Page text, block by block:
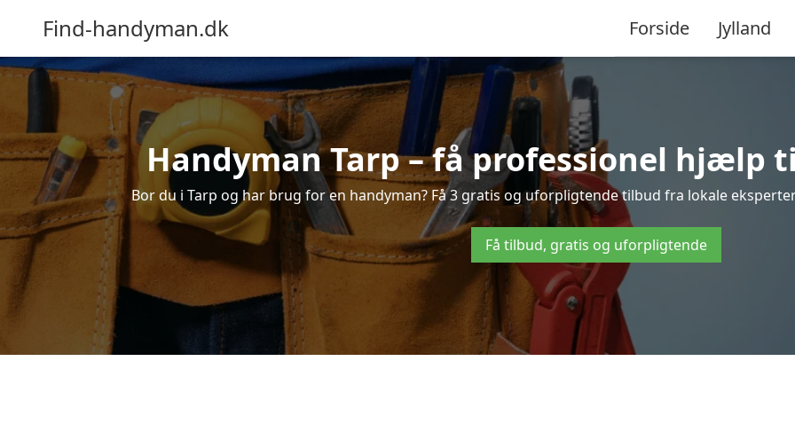
Find-handyman.dk Forside Jylland
Handyman Tarp – få professionel hjælp
Bor du i Tarp og har brug for en handyman? Få 3 gratis og uforpligtende tilbud fra lokale
Få tilbud, gratis og uforpligtende